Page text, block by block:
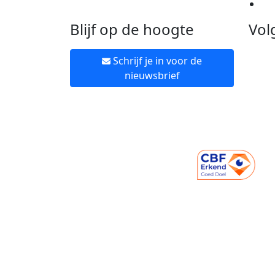
Blijf op de hoogte
Schrijf je in voor de
nieuwsbrief